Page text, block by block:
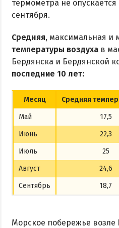
термометра не
сентября.
Средняя, максимальная и
температуры воздуха в
Бердянска и Бердянской
последние 10 лет:
Месяц Средняя
Май
17,5
Июнь
22,3
Июль
25
Август
24,6
Сентябрь
18,7
Морское побережье возле